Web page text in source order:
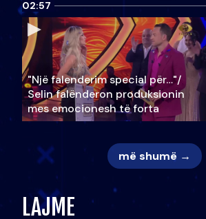
02:57
"Një falenderim special për…"/
Selin falënderon produksionin
mes emocionesh të forta
më shumë →
LAJME